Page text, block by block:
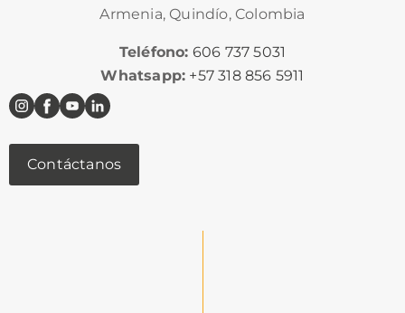
Armenia, Quindío, Colombia
Teléfono: 606 737 5031
Whatsapp: +57 318 856 5911
Contáctanos